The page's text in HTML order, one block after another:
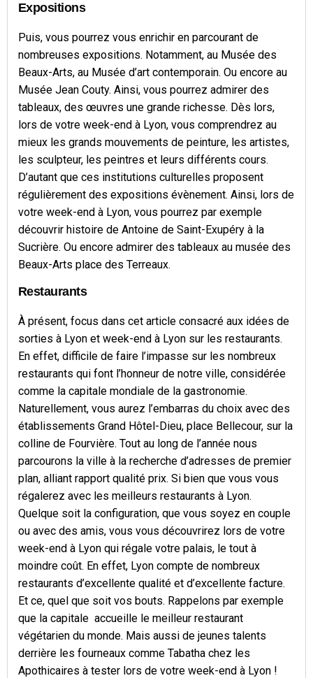
Expositions
Puis, vous pourrez vous enrichir en parcourant de
nombreuses expositions. Notamment, au Musée des
Beaux-Arts, au Musée d’art contemporain. Ou encore au
Musée Jean Couty. Ainsi, vous pourrez admirer des
tableaux, des œuvres une grande richesse. Dès lors,
lors de votre week-end à Lyon, vous comprendrez au
mieux les grands mouvements de peinture, les artistes,
les sculpteur, les peintres et leurs différents cours.
D’autant que ces institutions culturelles proposent
régulièrement des expositions évènement. Ainsi, lors de
votre week-end à Lyon, vous pourrez par exemple
découvrir histoire de Antoine de Saint-Exupéry à la
Sucrière. Ou encore admirer des tableaux au musée des
Beaux-Arts place des Terreaux.
Restaurants
À présent, focus dans cet article consacré aux idées de
sorties à Lyon et week-end à Lyon sur les restaurants.
En effet, difficile de faire l’impasse sur les nombreux
restaurants qui font l’honneur de notre ville, considérée
comme la capitale mondiale de la gastronomie.
Naturellement, vous aurez l’embarras du choix avec des
établissements Grand Hôtel-Dieu, place Bellecour, sur la
colline de Fourvière. Tout au long de l’année nous
parcourons la ville à la recherche d’adresses de premier
plan, alliant rapport qualité prix. Si bien que vous vous
régalerez avec les meilleurs restaurants à Lyon.
Quelque soit la configuration, que vous soyez en couple
ou avec des amis, vous vous découvrirez lors de votre
week-end à Lyon qui régale votre palais, le tout à
moindre coût. En effet, Lyon compte de nombreux
restaurants d’excellente qualité et d’excellente facture.
Et ce, quel que soit vos bouts. Rappelons par exemple
que la capitale accueille le meilleur restaurant
végétarien du monde. Mais aussi de jeunes talents
derrière les fourneaux comme Tabatha chez les
Apothicaires à tester lors de votre week-end à Lyon !